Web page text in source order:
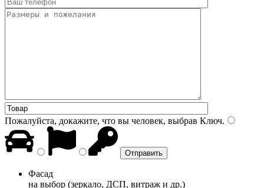
Пожалуйста, докажите, что вы человек, выбрав Ключ.
Фасад
на выбор (зеркало, ДСП, витраж и др.)